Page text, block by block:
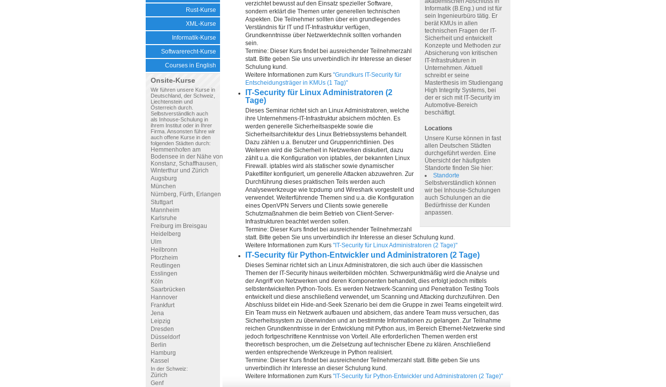
Rust-Kurse
XML-Kurse
Informatik-Kurse
Softwarerecht-Kurse
Courses in English
Onsite-Kurse
Wir führen unsere Kurse in
Deutschland, der Schweiz,
Liechtenstein und
Österreich durch.
Selbstverständlich auch
als Inhouse-Schulung in
ihrem Institut oder in Ihrer
Firma. Ansonsten führe wir
auch offene Kurse in den
folgenden Städten durch:
Hemmenhofen am
Bodensee in der Nähe von
Konstanz, Schaffhausen,
Winterthur und Zürich
Augsburg
München
Nürnberg, Fürth, Erlangen
Stuttgart
Mannheim
Karlsruhe
Freiburg im Breisgau
Heidelberg
Ulm
Heilbronn
Pforzheim
Reutlingen
Esslingen
Köln
Saarbrücken
Hannover
Frankfurt
Jena
Leipzig
Dresden
Düsseldorf
Berlin
Hamburg
Kassel
In der Schweiz:
Zürich
Genf
Informatik (B.Eng.) und ist für
sein Ingenieurbüro tätig. Er
berät KMUs in allen
technischen Fragen der IT-
Sicherheit und entwickelt
Konzepte und Methoden zur
Absicherung von kritischen
IT-Infrastrukturen in
Unternehmen. Aktuell
schreibt er seine
Masterthesis im Studiengang
High Integrity Systems, bei
der er sich mit IT-Security im
Automotive-Bereich
beschäftigt.
Locations
Unsere Kurse können in fast
allen Deutschen Städten
durchgeführt werden. Eine
Übersicht der häufigsten
Standorte finden Sie hier:
Standorte
Selbstverständlich können
wir bei Inhouse-Schulungen
auch Schulungen an die
Bedürfnisse der Kunden
anpassen.
verzichtet bewusst auf den Einsatz spezieller Software,
sondern erklärt die Themen unter generellen technischen
Aspekten. Die Teilnehmer sollten über ein grundlegendes
Verständnis für IT und IT-Infrastruktur verfügen,
Grundkenntnisse über Netzwerktechnik sollten vorhanden
sein.
Termine: Dieser Kurs findet bei ausreichender Teilnehmerzahl
statt. Bitte geben Sie uns unverbindlich ihr Interesse an dieser
Schulung kund.
Weitere Informationen zum Kurs "Grundkurs IT-Security für
Entscheidungsträger in KMUs (1 Tag)"
IT-Security für Linux Administratoren (2
Tage)
Dieses Seminar richtet sich an Linux Administratoren, welche
ihre Unternehmens-IT-Infrastruktur absichern möchten. Es
werden generelle Sicherheitsaspekte sowie die
Sicherheitsarchitektur des Linux Betriebssystems behandelt.
Dazu zählen u.a. Benutzer und Gruppenrichtlinien. Des
Weiteren wird die Sicherheit in Netzwerken diskutiert, dazu
zählt u.a. die Konfiguration von iptables, der bekannten Linux
Firewall. iptables wird als statischer sowie dynamischer
Paketfilter konfiguriert, um generelle Attacken abzuwehren. Zur
Durchführung dieses praktischen Teils werden auch
Analysewerkzeuge wie tcpdump und Wireshark vorgestellt und
verwendet. Weiterführende Themen sind u.a. die Konfiguration
eines OpenVPN Servers und Clients sowie generelle
Schutzmaßnahmen die beim Betrieb von Client-Server-
Infrastrukturen beachtet werden sollen.
Termine: Dieser Kurs findet bei ausreichender Teilnehmerzahl
statt. Bitte geben Sie uns unverbindlich ihr Interesse an dieser Schulung kund.
Weitere Informationen zum Kurs "IT-Security für Linux Administratoren (2 Tage)"
IT-Security für Python-Entwickler und Administratoren (2 Tage)
Dieses Seminar richtet sich an Linux Administratoren, die sich auch über die klassischen
Themen der IT-Security hinaus weiterbilden möchten. Schwerpunktmäßig wird die Analyse und
der Angriff von Netzwerken und deren Komponenten behandelt, dies erfolgt jedoch mittels
selbstentwickelten Python-Tools. Es werden Netzwerk-Scanning und Penetration Testing Tools
entwickelt und diese anschließend verwendet, um Scanning und Attacking durchzuführen. Den
Abschluss bildet ein Hide-and-Seek Szenario bei dem die Gruppe in zwei Teams eingeteilt wird.
Ein Team muss ein Netzwerk aufbauen und absichern, das andere Team muss versuchen, das
Sicherheitssystem zu überwinden und an bestimmte Informationen zu gelangen. Zur Teilnahme
reichen Grundkenntnisse in der Entwicklung mit Python aus, im Bereich Ethernet-Netzwerke sind
jedoch fortgeschrittene Kenntnisse von Vorteil. Alle erforderlichen Themen werden erst
theoretisch besprochen, um die Zielsetzung auf technischer Ebene zu klären. Anschließend
werden entsprechende Werkzeuge in Python realisiert.
Termine: Dieser Kurs findet bei ausreichender Teilnehmerzahl statt. Bitte geben Sie uns
unverbindlich ihr Interesse an dieser Schulung kund.
Weitere Informationen zum Kurs "IT-Security für Python-Entwickler und Administratoren (2 Tage)"